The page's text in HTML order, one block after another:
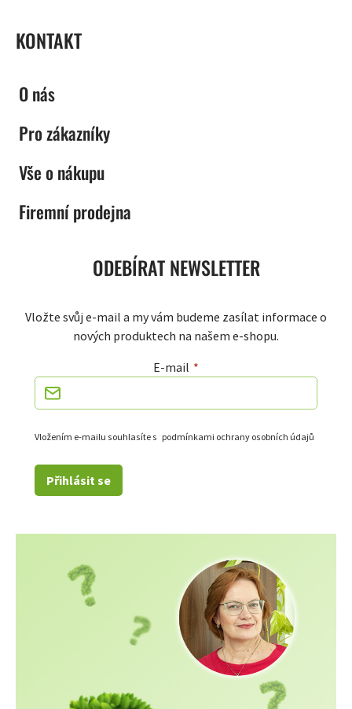
KONTAKT
O nás
Pro zákazníky
Vše o nákupu
Firemní prodejna
ODEBÍRAT NEWSLETTER
Vložte svůj e-mail a my vám budeme zasílat informace o
nových produktech na našem e-shopu.
E-mail
Vložením e-mailu souhlasíte s podmínkami ochrany osobních údajů
Přihlásit se